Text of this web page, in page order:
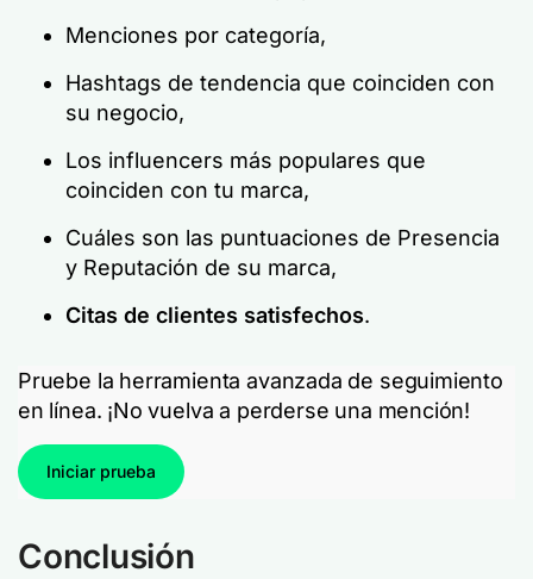
Menciones por categoría,
Hashtags de tendencia que coinciden con
su negocio,
Los influencers más populares que
coinciden con tu marca,
Cuáles son las puntuaciones de Presencia
y Reputación de su marca,
Citas de clientes satisfechos.
Pruebe la herramienta avanzada de seguimiento
en línea. ¡No vuelva a perderse una mención!
Iniciar prueba
Conclusión